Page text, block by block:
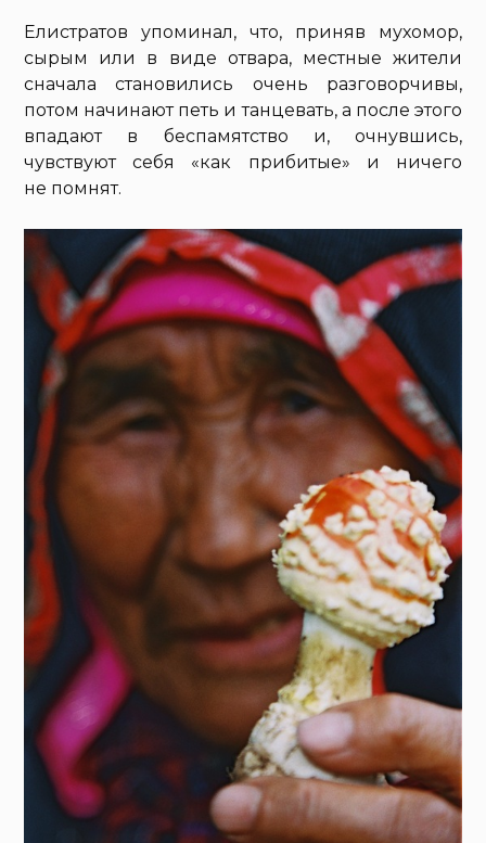
Елистратов упоминал, что, приняв мухомор,
сырым или в виде отвара, местные жители
сначала становились очень разговорчивы,
потом начинают петь и танцевать, а после этого
впадают в беспамятство и, очнувшись,
чувствуют себя «как прибитые» и ничего
не помнят.